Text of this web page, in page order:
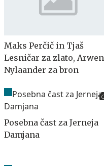
Maks Perčič in Tjaš
Lesničar za zlato, Arwen
Nylaander za bron
Posebna čast za Jerneja
Damjana